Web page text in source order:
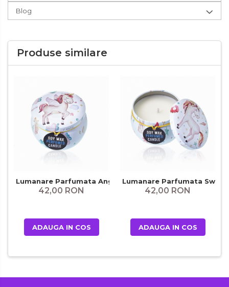
Blog
Produse similare
Lumanare Parfumata Angel Unicorn
42,00 RON
ADAUGA IN COS
Lumanare Parfumata
42,00 RON
ADAUGA IN COS